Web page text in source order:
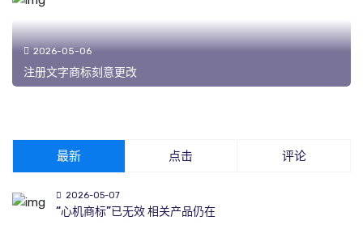
2026-05-06
注册文字商标刻意更改
最新 点击 评论
2026-05-07
“心机商标”已无效 相关产品仍在